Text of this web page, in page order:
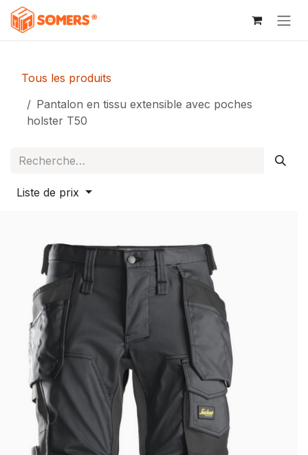
Se rendre au contenu
Tous les produits
Pantalon en tissu extensible avec poches
holster T50
Liste de prix